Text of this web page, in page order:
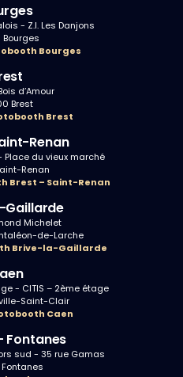
- Z.I. Les Danjons
Bourges
Bourges
d’Amour
Brest
Brest
Renan
Place du vieux marché
Renan
Brest – Saint-Renan
Gaillarde
Michelet
de-Larche
Brive-la-Gaillarde
- CITIS – 2ème étage
Saint-Clair
Caen
Fontanes
sud - 35 rue Gamas